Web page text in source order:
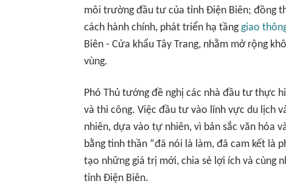
môi trường đầu tư của tỉnh Điện Biên; đồng
cách hành chính, phát triển hạ tầnggiao
Biên - Cửa khẩu Tây Trang, nhằm mở rộng
vùng.
Phó Thủ tướng đề nghị các nhà đầu tư thực
và thi công. Việc đầu tư vào lĩnh vực du lịch
nhiên, dựa vào tự nhiên, vì bản sắc văn hóa
bằng tinh thần “đã nói là làm, đã cam kết là
tạo những giá trị mới, chia sẻ lợi ích và cùng
tỉnh Điện Biên.